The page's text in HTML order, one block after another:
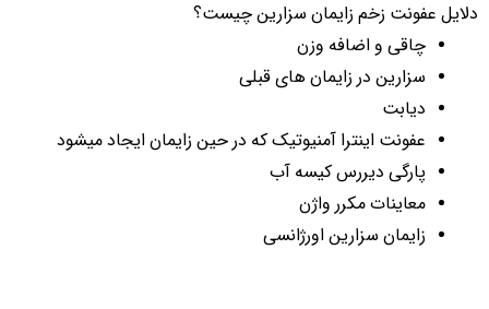
دلایل عفونت زخم زایمان سزارین چیست؟
چاقی و اضافه وزن
سزارین در زایمان های قبلی
دیابت
عفونت اینترا آمنیوتیک که در حین زایمان ایجاد میشود
پارگی دیررس کیسه آب
معاینات مکرر واژن
زایمان سزارین اورژانسی